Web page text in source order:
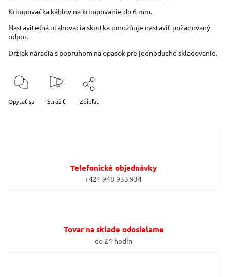
Krimpovačka káblov na krimpovanie do 6 mm.
Nastaviteľná uťahovacia skrutka umožňuje nastaviť požadovaný
odpor.
Držiak náradia s popruhom na opasok pre jednoduché skladovanie.
Opýtať sa Strážiť Zdieľať
Telefonické objednávky
+421 948 933 934
Tovar na sklade odosielame
do 24 hodín